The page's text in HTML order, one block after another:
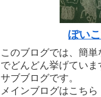
ぽい
このブログでは、簡
でどんどん挙げていま
サブブログです。
メインブログはこちら